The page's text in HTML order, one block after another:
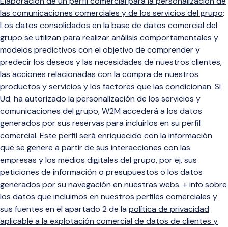
las comunicaciones comerciales y de los servicios del grupo:
Los datos consolidados en la base de datos comercial del
grupo se utilizan para realizar análisis comportamentales y
modelos predictivos con el objetivo de comprender y
predecir los deseos y las necesidades de nuestros clientes,
las acciones relacionadas con la compra de nuestros
productos y servicios y los factores que las condicionan. Si
Ud. ha autorizado la personalización de los servicios y
comunicaciones del grupo, W2M accederá a los datos
generados por sus reservas para incluirlos en su perfil
comercial. Este perfil será enriquecido con la información
que se genere a partir de sus interacciones con las
empresas y los medios digitales del grupo, por ej. sus
peticiones de información o presupuestos o los datos
generados por su navegación en nuestras webs. + info sobre
los datos que incluimos en nuestros perfiles comerciales y
sus fuentes en el apartado 2 de la política de privacidad
aplicable a la explotación comercial de datos de clientes y